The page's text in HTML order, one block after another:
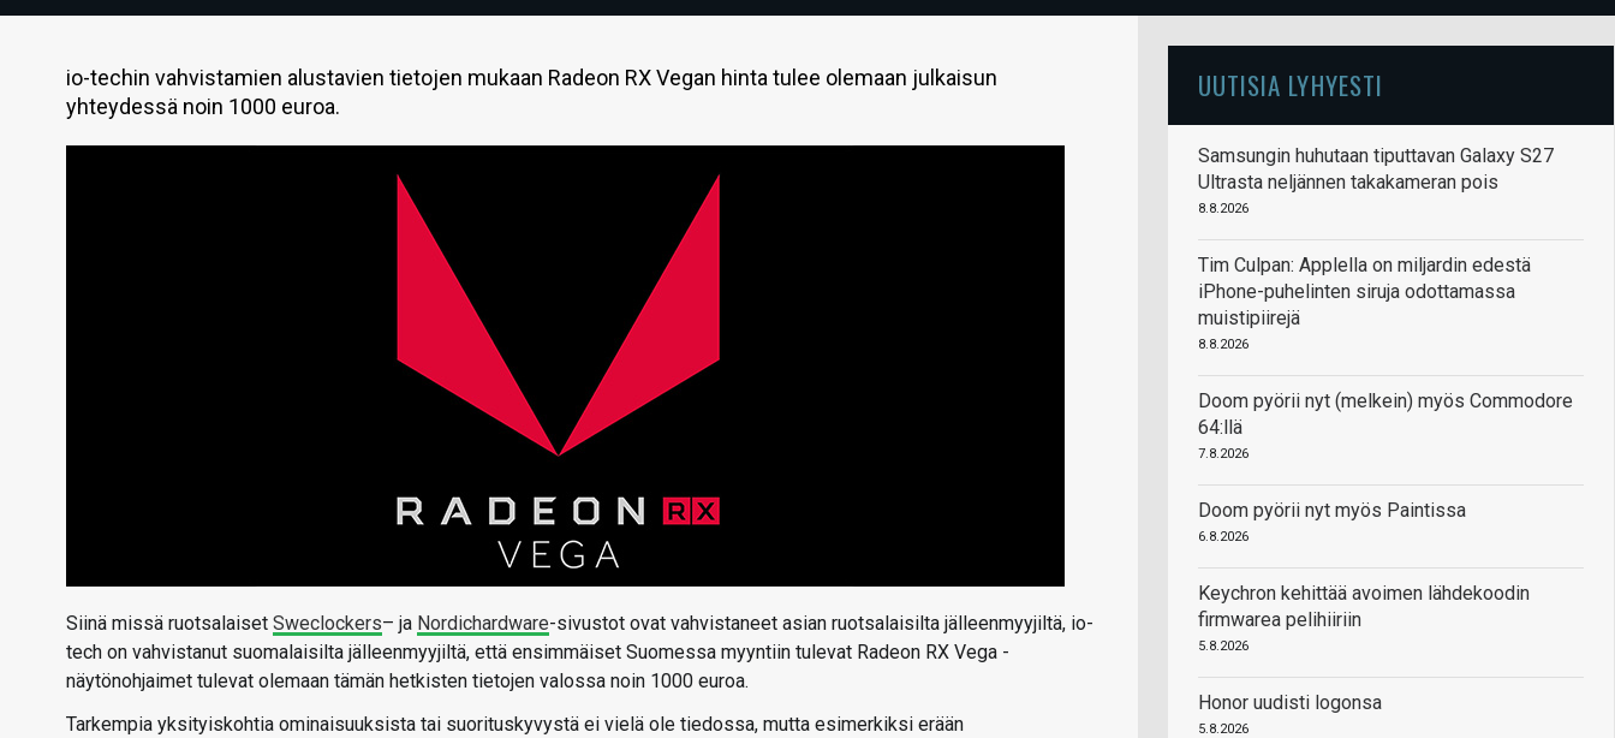
io-techin vahvistamien alustavien tietojen mukaan Radeon RX Vegan hinta tulee olemaan julkaisun
yhteydessä noin 1000 euroa.
Siinä missä ruotsalaiset Sweclockers– ja Nordichardware-sivustot ovat vahvistaneet asian ruotsalaisilta jälleenmyyjiltä, io-
tech on vahvistanut suomalaisilta jälleenmyyjiltä, että ensimmäiset Suomessa myyntiin tulevat Radeon RX Vega -
näytönohjaimet tulevat olemaan tämän hetkisten tietojen valossa noin 1000 euroa.
Tarkempia yksityiskohtia ominaisuuksista tai suorituskyvystä ei vielä ole tiedossa, mutta esimerkiksi erään
UUTISIA LYHYESTI
Samsungin huhutaan tiputtavan Galaxy S27
Ultrasta neljännen takakameran pois
8.8.2026
Tim Culpan: Applella on miljardin edestä
iPhone-puhelinten siruja odottamassa
muistipiirejä
8.8.2026
Doom pyörii nyt (melkein) myös Commodore
64:llä
7.8.2026
Doom pyörii nyt myös Paintissa
6.8.2026
Keychron kehittää avoimen lähdekoodin
firmwarea pelihiiriin
5.8.2026
Honor uudisti logonsa
5.8.2026